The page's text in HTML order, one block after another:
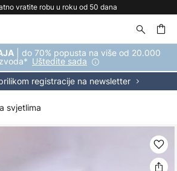
vratite robu u roku od 50 dana
| do 70% popusta na više od 20.000
Uštedite sada
registracije na newsletter
svjetlima